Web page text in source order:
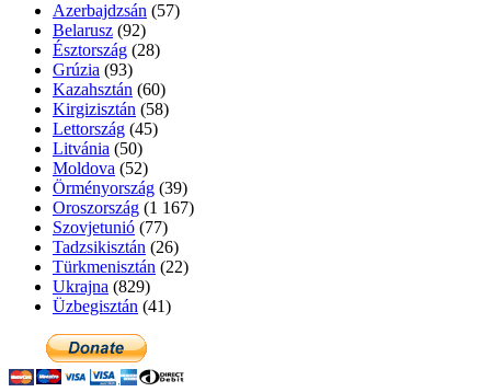
Azerbajdzsán (57)
Belarusz (92)
Észtország (28)
Grúzia (93)
Kazahsztán (60)
Kirgizisztán (58)
Lettország (45)
Litvánia (50)
Moldova (52)
Örményország (39)
Oroszország (1 167)
Szovjetunió (77)
Tadzsikisztán (26)
Türkmenisztán (22)
Ukrajna (829)
Üzbegisztán (41)